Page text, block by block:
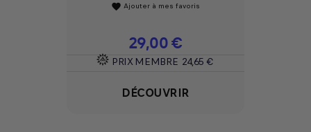
favorite Ajouter à mes favoris
Prix
29,00 €
PRIX MEMBRE 24,65 €
DÉCOUVRIR